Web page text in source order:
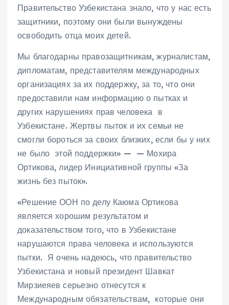
Правительство Узбекистана знало, что у нас есть
защитники, поэтому они были вынуждены
освободить отца моих детей.
Мы благодарны правозащитникам, журналистам,
дипломатам, представителям международных
организациях за их поддержку, за то, что они
предоставили нам информацию о пытках и
других нарушениях прав человека в
Узбекистане. Жертвы пыток и их семьи не
смогли бороться за своих близких, если бы у них
не было этой поддержки» — — Мохира
Ортикова, лидер Инициативной группы «За
жизнь без пыток».
«Решение ООН по делу Каюма Ортикова
является хорошим результатом и
доказательством того, что в Узбекистане
нарушаются права человека и используются
пытки. Я очень надеюсь, что правительство
Узбекистана и новый президент Шавкат
Мирзиеяев серьезно отнесутся к
Международным обязательствам, которые они